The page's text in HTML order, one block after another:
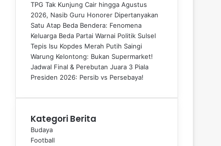
TPG Tak Kunjung Cair hingga Agustus
2026, Nasib Guru Honorer Dipertanyakan
Satu Atap Beda Bendera: Fenomena
Keluarga Beda Partai Warnai Politik Sulsel
Tepis Isu Kopdes Merah Putih Saingi
Warung Kelontong: Bukan Supermarket!
Jadwal Final & Perebutan Juara 3 Piala
Presiden 2026: Persib vs Persebaya!
Kategori Berita
Budaya
Football